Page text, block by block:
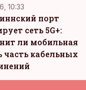
10:33
порт
сеть 5G+:
ли мобильная
часть кабельных